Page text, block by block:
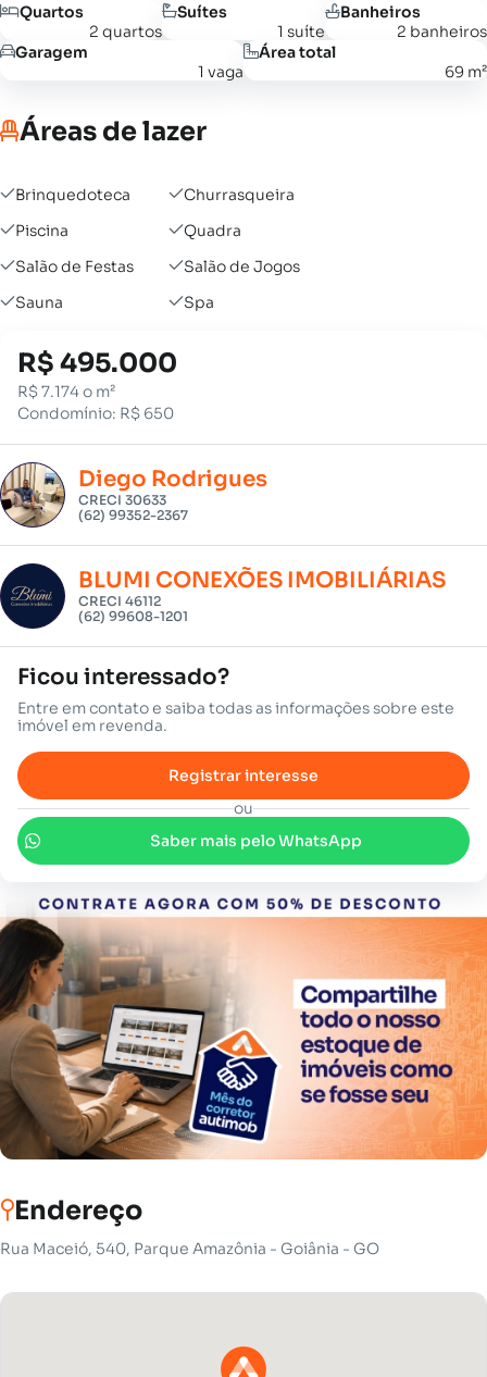
Quartos
2 quartos
Suítes
1 suíte
Banheiros
2 banheiros
Garagem
1 vaga
Área total
69 m²
Áreas de lazer
Brinquedoteca
Churrasqueira
Piscina
Quadra
Salão de Festas
Salão de Jogos
Sauna
Spa
R$ 495.000
R$ 7.174 o m²
Condomínio: R$ 650
Diego Rodrigues
CRECI 30633
(62) 99352-2367
BLUMI CONEXÕES IMOBILIÁRIAS
CRECI 46112
(62) 99608-1201
Ficou interessado?
Entre em contato e saiba todas as informações sobre este
imóvel em revenda.
Registrar interesse
ou
Saber mais pelo WhatsApp
Endereço
Rua Maceió, 540, Parque Amazônia - Goiânia - GO